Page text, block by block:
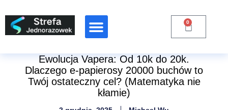
0
Ewolucja Vapera: Od 10k do 20k.
Dlaczego e-papierosy 20000 buchów to
Twój ostateczny cel? (Matematyka nie
kłamie)